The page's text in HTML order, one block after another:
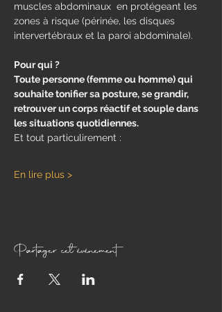
muscles abdominaux  en protégeant les
zones à risque (périnée, les disques
intervertébraux et la paroi abdominale).
Pour qui ?
Toute personne (femme ou homme) qui
souhaite tonifier sa posture, se grandir,
retrouver un corps réactif et souple dans
les situations quotidiennes.
Et tout particulirement :
En lire plus >
Partager cet événement